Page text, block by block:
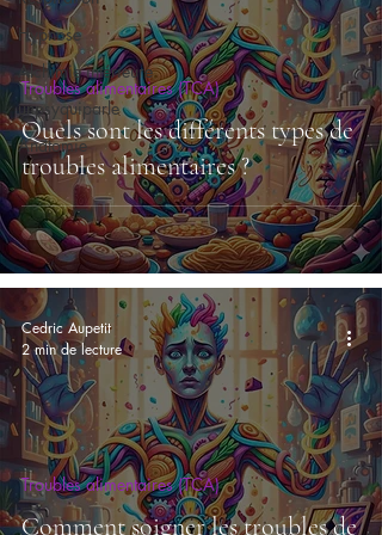
Hypnose
Alchimie intérieure
unpsyquiparle
Anatomie
Quels sont les différents types de
troubles alimentaires ?
Troubles alimentaires (TCA)
Comment soigner les troubles de
Troubles alimentaires (TCA)
Cedric Aupetit
2 min de lecture